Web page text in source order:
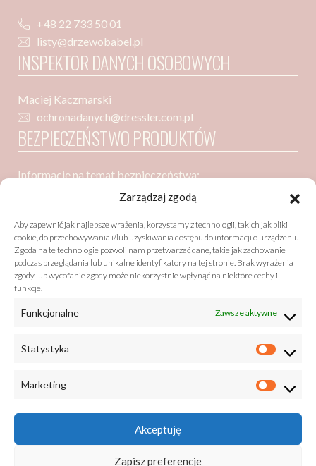
Zarządzaj zgodą
Aby zapewnić jak najlepsze wrażenia, korzystamy z technologii, takich jak pliki
cookie, do przechowywania i/lub uzyskiwania dostępu do informacji o urządzeniu.
Zgoda na te technologie pozwoli nam przetwarzać dane, takie jak zachowanie
podczas przeglądania lub unikalne identyfikatory na tej stronie. Brak wyrażenia
zgody lub wycofanie zgody może niekorzystnie wpłynąć na niektóre cechy i
funkcje.
Funkcjonalne Zawsze aktywne
Statystyka
Marketing
Akceptuję
Zapisz preferencje
+48 22 733 50 01
listy@drzewobabel.pl
INSPEKTOR DANYCH OSOBOWYCH
Maciej Kaczmarski
ochronadanych@dressler.com.pl
BEZPIECZEŃSTWO PRODUKTÓW
Informacje na temat bezpieczeństwa:
Dressler Dublin Spółka z ograniczoną odpowiedzialnością
05-850 Ożarów Mazowiecki
Bezpieczeństwo zgodne z GPSR (General Product Safety
+48 22 733 50 01